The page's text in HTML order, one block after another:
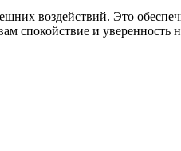
воздействий. Это
спокойствие и уверенность